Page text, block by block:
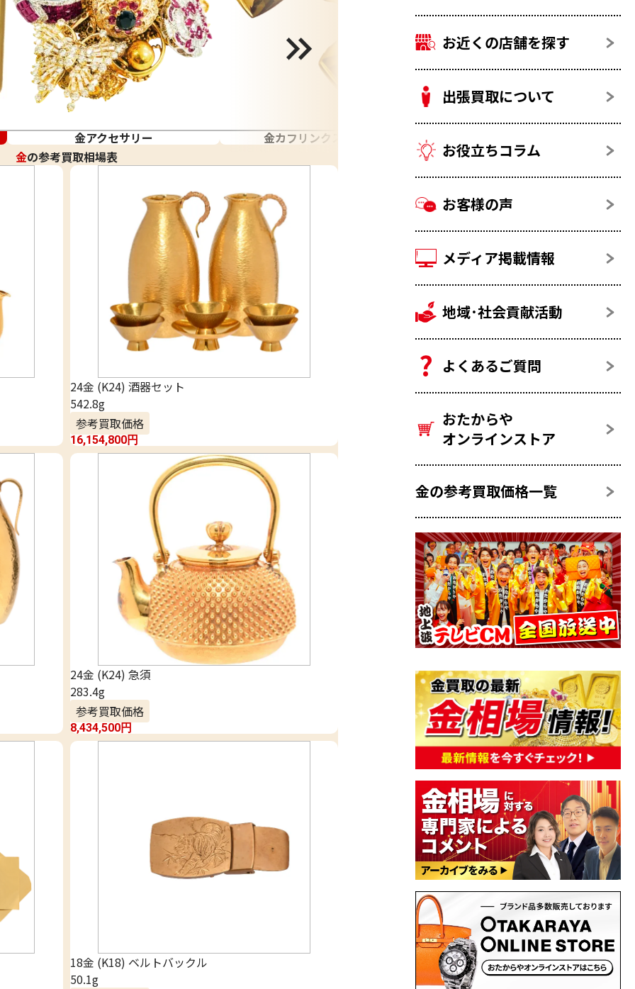
金アクセサリー 金カフリンクス・カフス
金の参考買取相場表
24金 (K24) 酒器セット
542.8g
参考買取価格
16,154,800円
24金 (K24) 急須
283.4g
参考買取価格
8,434,500円
18金 (K18) ベルトバックル
50.1g
お近くの店舗を探す
出張買取について
お役立ちコラム
お客様の声
メディア掲載情報
地域･社会貢献活動
よくあるご質問
おたからや
オンラインストア
金の参考買取価格一覧